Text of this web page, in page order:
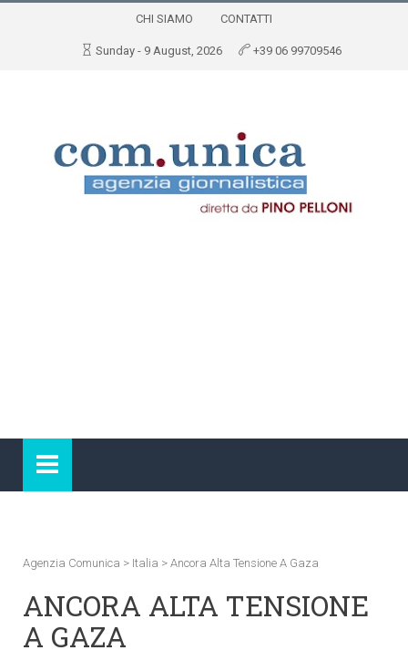
CHI SIAMO CONTATTI
Sunday - 9 August, 2026 +39 06 99709546
Agenzia Comunica > Italia > Ancora Alta Tensione A Gaza
ANCORA ALTA TENSIONE
A GAZA